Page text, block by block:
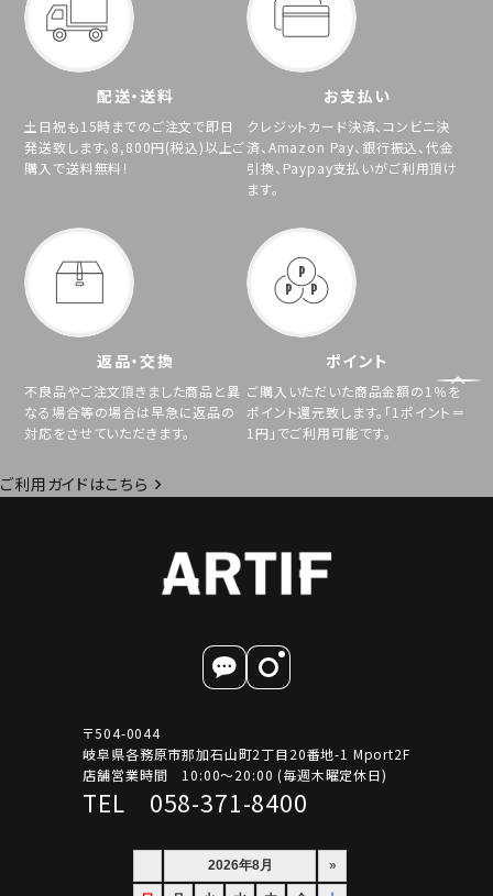
配送・送料
土日祝も15時までのご注文で即日
発送致します。8,800円(税込)以上ご
購入で送料無料！
お支払い
クレジットカード決済、コンビニ決
済、Amazon Pay、銀行振込、代金
引換、Paypay支払いがご利用頂け
ます。
返品・交換
不良品やご注文頂きました商品と異
なる場合等の場合は早急に返品の
対応をさせていただきます。
ポイント
ご購入いただいた商品金額の1％を
ポイント還元致します。「1ポイント＝
1円」でご利用可能です。
ご利用ガイドはこちら
〒504-0044
岐阜県各務原市那加石山町2丁目20番地-1 Mport2F
店舗営業時間 10:00～20:00 (毎週木曜定休日)
TEL 058-371-8400